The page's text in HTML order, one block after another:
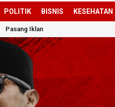
POLITIK BISNIS KESEHATAN
Pasang Iklan